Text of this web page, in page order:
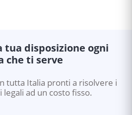
tua disposizione ogni
che ti serve
tutta Italia pronti a risolvere i
ad un costo fisso.